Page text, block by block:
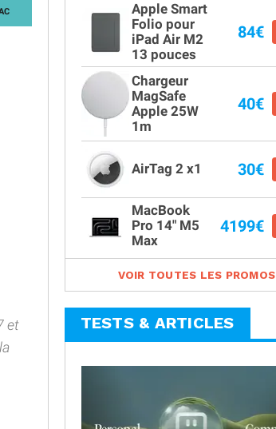
et
Apple Smart
Folio pour
iPad Air M2
13 pouces
84€
Chargeur
MagSafe
Apple 25W
1m
40€
AirTag 2 x1 30€
MacBook
Pro 14" M5
Max
4199€
VOIR TOUTES LES PROMOS
TESTS & ARTICLES